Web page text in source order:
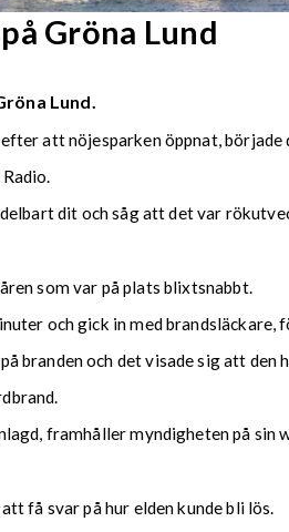
Gröna Lund
Lund.
att nöjesparken öppnat, började
dit och såg att det var
som var på plats blixtsnabbt.
och gick in med brandsläckare,
branden och det visade sig att
framhåller myndigheten på sin
få svar på hur elden kunde bli lös.